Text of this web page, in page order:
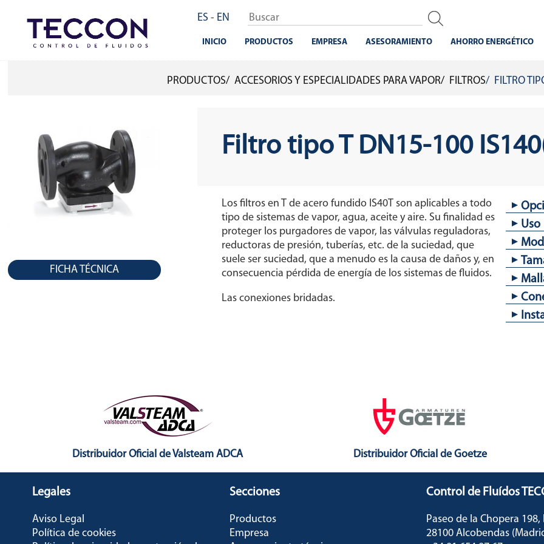
principal
ES - EN
INICIO PRODUCTOS EMPRESA ASESORAMIENTO AHORRO ENERGÉTICO
AYUDA
NAVEGACIÓN
PRODUCTOS ACCESORIOS Y ESPECIALIDADES PARA VAPOR FILTROS FILTRO
FICHA TÉCNICA
Filtro tipo T DN15-100
Los filtros en T de acero fundido IS40T son aplicables a todo
tipo de sistemas de vapor, agua, aceite y aire. Su finalidad es
proteger los purgadores de vapor, las válvulas reguladoras,
reductoras de presión, tuberías, etc. de la suciedad, que
suele ser suciedad, que a menudo es la causa de daños y, en
consecuencia pérdida de energía de los sistemas de fluidos.
Las conexiones bridadas.
Uso
DN
1,5
Distribuidor Oficial de Valsteam ADCA Distribuidor Oficial de Goetze
Legales
Aviso Legal
Política de cookies
Secciones
Productos
Empresa
Control de Fluídos
Paseo de la Chopera
28100 Alcobendas